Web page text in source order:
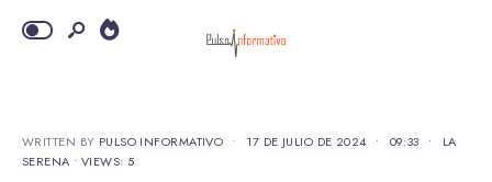
WRITTEN BY PULSO INFORMATIVO • 17 DE JULIO DE 2024 • 09:33 •
LA
SERENA • VIEWS: 5